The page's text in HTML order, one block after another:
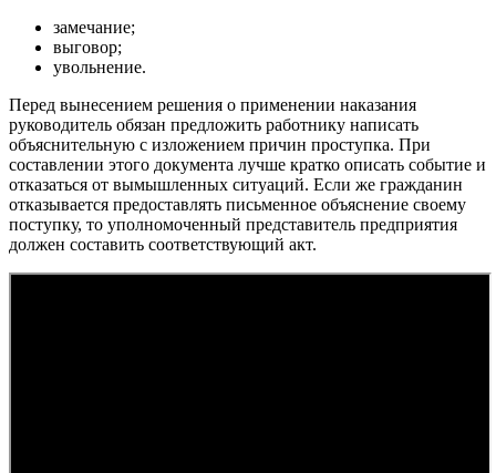
замечание;
выговор;
увольнение.
Перед вынесением решения о применении наказания
руководитель обязан предложить работнику написать
объяснительную с изложением причин проступка. При
составлении этого документа лучше кратко описать событие и
отказаться от вымышленных ситуаций. Если же гражданин
отказывается предоставлять письменное объяснение своему
поступку, то уполномоченный представитель предприятия
должен составить соответствующий акт.